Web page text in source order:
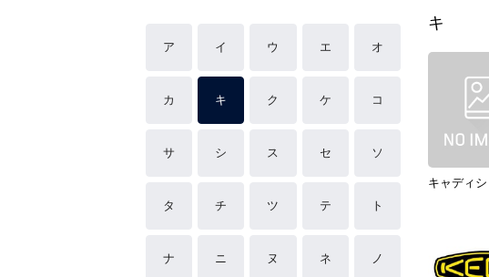
ア イ ウ エ オ
カ キ ク ケ コ
サ シ ス セ ソ
タ チ ツ テ ト
ナ ニ ヌ ネ ノ
キ
キャディ